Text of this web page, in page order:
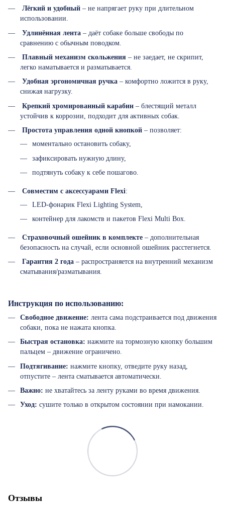
Лёгкий и удобный – не напрягает руку при длительном
использовании.
Удлинённая лента – даёт собаке больше свободы по
сравнению с обычным поводком.
Плавный механизм скольжения – не заедает, не скрипит,
легко наматывается и разматывается.
Удобная эргономичная ручка – комфортно ложится в руку,
снижая нагрузку.
Крепкий хромированный карабин – блестящий металл
устойчив к коррозии, подходит для активных собак.
Простота управления одной кнопкой – позволяет:
моментально остановить собаку,
зафиксировать нужную длину,
подтянуть собаку к себе пошагово.
Совместим с аксессуарами Flexi:
LED-фонарик Flexi Lighting System,
контейнер для лакомств и пакетов Flexi Multi Box.
Страховочный ошейник в комплекте – дополнительная
безопасность на случай, если основной ошейник расстегнется.
Гарантия 2 года – распространяется на внутренний механизм
сматывания/разматывания.
Инструкция по использованию:
Свободное движение: лента сама подстраивается под движения
собаки, пока не нажата кнопка.
Быстрая остановка: нажмите на тормозную кнопку большим
пальцем – движение ограничено.
Подтягивание: нажмите кнопку, отведите руку назад,
отпустите – лента сматывается автоматически.
Важно: не хватайтесь за ленту руками во время движения.
Уход: сушите только в открытом состоянии при намокании.
Отзывы